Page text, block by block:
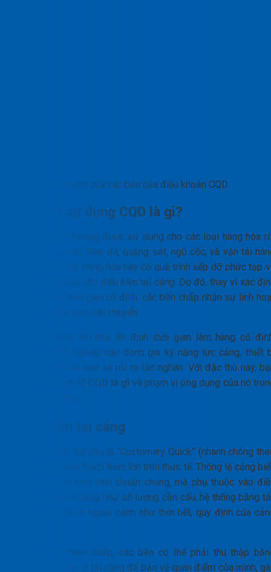
Trách nhiệm của các bên của điều khoản CQD
Phạm vi áp dụng CQD là gì?
thường được sử dụng cho các loại hàng hóa
) như than đá, quặng sắt, ngũ cốc, và vận tải
khô. Những loại hàng hóa này có quá trình xếp dỡ phức tạp
phụ thuộc nhiều vào điều kiện tại cảng. Do đó, thay vì xác
một khoảng thời gian cố định, các bên chấp nhận sự linh
để tối ưu hóa việc vận chuyển.
CQD phù hợp khi khó ấn định thời gian làm hàng cố
nhưng doanh nghiệp cần đánh giá kỹ năng lực cảng, thiết
xếp dỡ, lịch cầu bến và rủi ro tắc nghẽn. Với đặc thù này,
đã hiểu rõ hơn vềCQD là gì và phạm vi ứng dụng của nó
ngành logistics.
Thực tiễn tại cảng
Việc xác định thế nào là “Customary Quick” (nhanh chóng
thông lệ) là một thách thức lớn trên thực tế. Thông lệ cảng
này không có một tiêu chuẩn chung, mà phụ thuộc vào
kiện thực tế tại cảng như số lượng cần cẩu, hệ thống băng
và cả các yếu tố ngoại cảnh như thời tiết, quy định của
Nếu xảy ra tranh chấp, các bên có thể phải thu thập
chứng về thông lệ tại cảng để bảo vệ quan điểm của mình,